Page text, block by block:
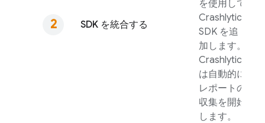
SDK を統合する
を使用して
Crashlytics
SDK を追
加します。
Crashlytics
は自動的に
レポートの
収集を開始
します。